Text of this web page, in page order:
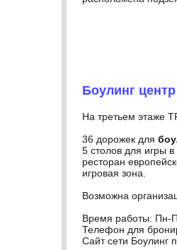
Боулинг центр
На третьем этаже
36 дорожек для
5 столов для игры в
ресторан
игровая зона.
Возможна
Время работы: Пн-
Телефон для
Сайт сети Боулинг